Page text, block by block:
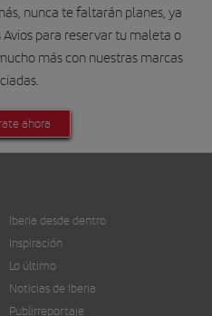
nunca te faltarán planes, ya
para reservar tu maleta o
más con nuestras marcas
ahora
Iberia desde dentro
Inspiración
Lo último
Noticias de Iberia
Publirreportaje